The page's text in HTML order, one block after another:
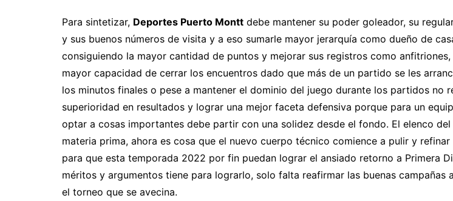
Para sintetizar, Deportes Puerto Montt debe mantener su poder goleador, su
y sus buenos números de visita y a eso sumarle mayor jerarquía como dueño de
consiguiendo la mayor cantidad de puntos y mejorar sus registros como anfitriones,
mayor capacidad de cerrar los encuentros dado que más de un partido se les
los minutos finales o pese a mantener el dominio del juego durante los partidos no
superioridad en resultados y lograr una mejor faceta defensiva porque para un
optar a cosas importantes debe partir con una solidez desde el fondo. El elenco del
materia prima, ahora es cosa que el nuevo cuerpo técnico comience a pulir y refinar
para que esta temporada 2022 por fin puedan lograr el ansiado retorno a Primera
méritos y argumentos tiene para lograrlo, solo falta reafirmar las buenas campañas
el torneo que se avecina.